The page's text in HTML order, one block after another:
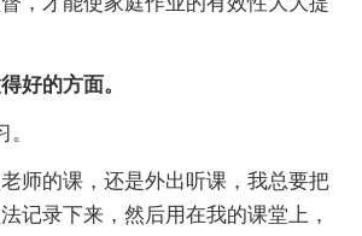
的方面。
的课，还是外出听课，我总要把
记录下来，然后用在我的课堂上，